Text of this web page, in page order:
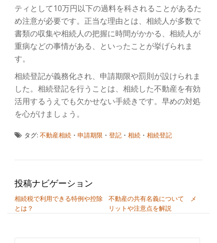
ティとして10万円以下の過料を科されることがあるた
め注意が必要です。正当な理由とは、相続人が多数で
書類の収集や相続人の把握に時間がかかる、相続人が
重病などの事情がある、といったことが挙げられま
す。
相続登記が義務化され、申請期限や罰則が設けられま
した。相続登記を行うことは、相続した不動産を有効
活用するうえでも欠かせない手続きです。早めの対処
を心がけましょう。
タグ: 不動産相続 ・ 申請期限 ・ 登記 ・ 相続 ・ 相続登記
投稿ナビゲーション
相続税で利用できる特例や控除
とは？
不動産の共有名義について メ
リットや注意点を解説